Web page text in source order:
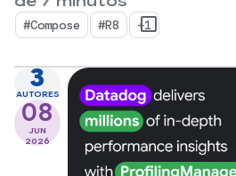
oferece uma maneira bem
estruturada de gerenciar
nativos do Kotlin.
#Compose #R8 +1
3
AUTORES
08
JUN
2026